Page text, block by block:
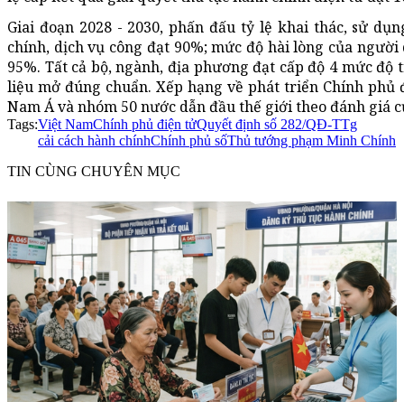
Giai đoạn 2028 - 2030, phấn đấu tỷ lệ khai thác, sử
chính, dịch vụ công đạt 90%; mức độ hài lòng của
95%. Tất cả bộ, ngành, địa phương đạt cấp độ 4 mức
liệu mở đúng chuẩn. Xếp hạng về phát triển Chính
Nam Á và nhóm 50 nước dẫn đầu thế giới theo đánh giá
Tags:Việt NamChính phủ điện tửQuyết định số 282/QĐ-TTg
cải cách hành chínhChính phủ sốThủ tướng phạm Minh Chính
TIN CÙNG CHUYÊN MỤC